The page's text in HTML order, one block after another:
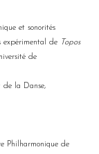
et sonorités
expérimental de Topos
de
de la Danse,
Philharmonique de